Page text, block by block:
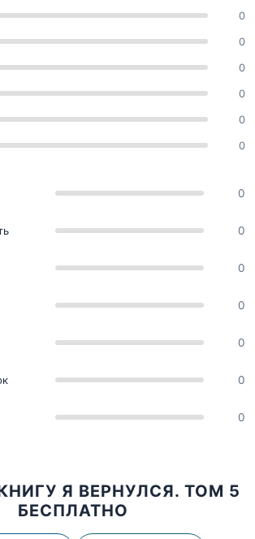
0
0
0
0
0
0
0
0
0
0
0
0
0
Я ВЕРНУЛСЯ. ТОМ 5
БЕСПЛАТНО